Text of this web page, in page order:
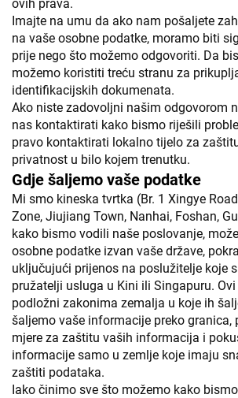
ovih prava.
Imajte na umu da ako nam pošaljete
na vaše osobne podatke, moramo biti
prije nego što možemo odgovoriti. Da
možemo koristiti treću stranu za
identifikacijskih dokumenata.
Ako niste zadovoljni našim odgovorom
nas kontaktirati kako bismo riješili
pravo kontaktirati lokalno tijelo za
privatnost u bilo kojem trenutku.
Gdje šaljemo vaše podatke
Mi smo kineska tvrtka (Br. 1 Xingye
Zone, Jiujiang Town, Nanhai, Foshan,
kako bismo vodili naše poslovanje,
osobne podatke izvan vaše države,
uključujući prijenos na poslužitelje koje
pružatelji usluga u Kini ili Singapuru.
podložni zakonima zemalja u koje ih
šaljemo vaše informacije preko granica,
mjere za zaštitu vaših informacija i
informacije samo u zemlje koje imaju
zaštiti podataka.
Iako činimo sve što možemo kako